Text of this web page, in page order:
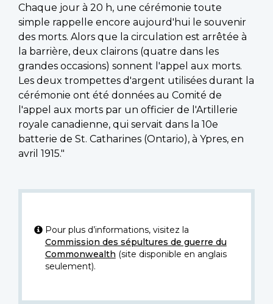
Chaque jour à 20 h, une cérémonie toute
simple rappelle encore aujourd'hui le souvenir
des morts. Alors que la circulation est arrêtée à
la barrière, deux clairons (quatre dans les
grandes occasions) sonnent l'appel aux morts.
Les deux trompettes d'argent utilisées durant la
cérémonie ont été données au Comité de
l'appel aux morts par un officier de l'Artillerie
royale canadienne, qui servait dans la 10e
batterie de St. Catharines (Ontario), à Ypres, en
avril 1915."
Pour plus d’informations, visitez la
Commission des sépultures de guerre du
Commonwealth (site disponible en anglais
seulement).